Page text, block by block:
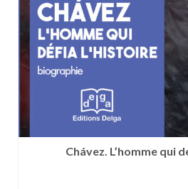
Chávez. L’homme qui